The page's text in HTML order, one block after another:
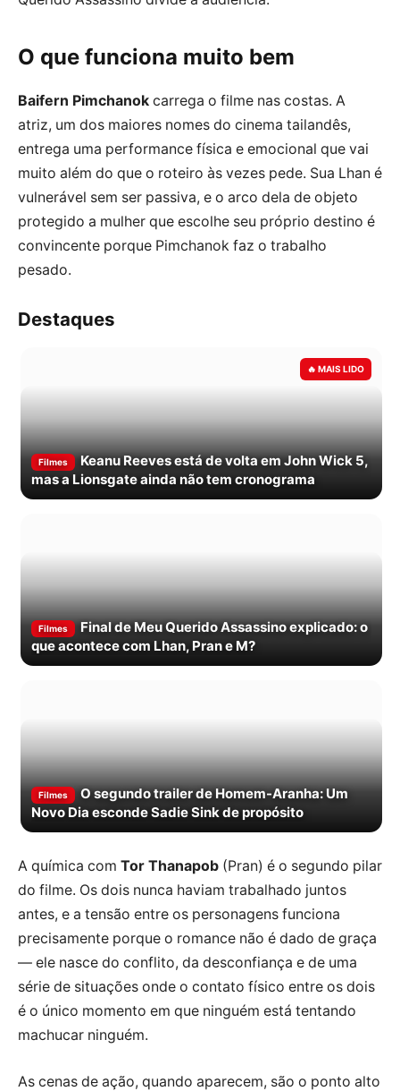
O que funciona muito bem
Baifern Pimchanok carrega o filme nas costas. A
atriz, um dos maiores nomes do cinema tailandês,
entrega uma performance física e emocional que vai
muito além do que o roteiro às vezes pede. Sua Lhan é
vulnerável sem ser passiva, e o arco dela de objeto
protegido a mulher que escolhe seu próprio destino é
convincente porque Pimchanok faz o trabalho
pesado.
Destaques
Filmes
Keanu Reeves está de volta em John Wick 5,
mas a Lionsgate ainda não tem cronograma
Filmes
Final de Meu Querido Assassino explicado: o
que acontece com Lhan, Pran e M?
Filmes
O segundo trailer de Homem-Aranha: Um
Novo Dia esconde Sadie Sink de propósito
A química com Tor Thanapob (Pran) é o segundo pilar
do filme. Os dois nunca haviam trabalhado juntos
antes, e a tensão entre os personagens funciona
precisamente porque o romance não é dado de graça
— ele nasce do conflito, da desconfiança e de uma
série de situações onde o contato físico entre os dois
é o único momento em que ninguém está tentando
machucar ninguém.
As cenas de ação, quando aparecem, são o ponto alto